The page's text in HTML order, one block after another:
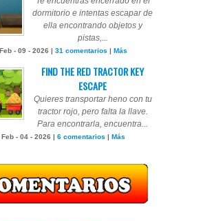
dormitorio e intentas escapar de
ella encontrando objetos y
pistas,...
Feb - 09 - 2026 | 31 comentarios Más
FIND THE RED TRACTOR KEY
ESCAPE
Quieres transportar heno con tu
tractor rojo, pero falta la llave.
Para encontrarla, encuentra...
Feb - 04 - 2026 | 6 comentarios Más